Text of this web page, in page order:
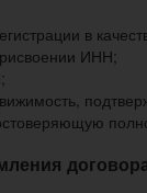
в
ИНН;